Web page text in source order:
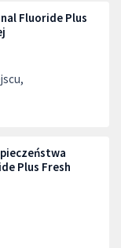
Fluoride Plus
Plus Fresh